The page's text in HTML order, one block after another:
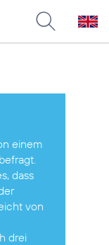
einem
dass
von
drei